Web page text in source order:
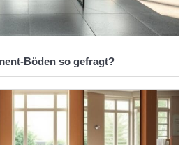
Böden so gefragt?